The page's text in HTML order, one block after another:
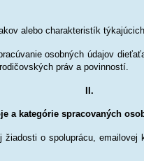
alebo charakteristík
osobných údajov
práv a povinností.
II.
a kategórie spracovaných
o spoluprácu,